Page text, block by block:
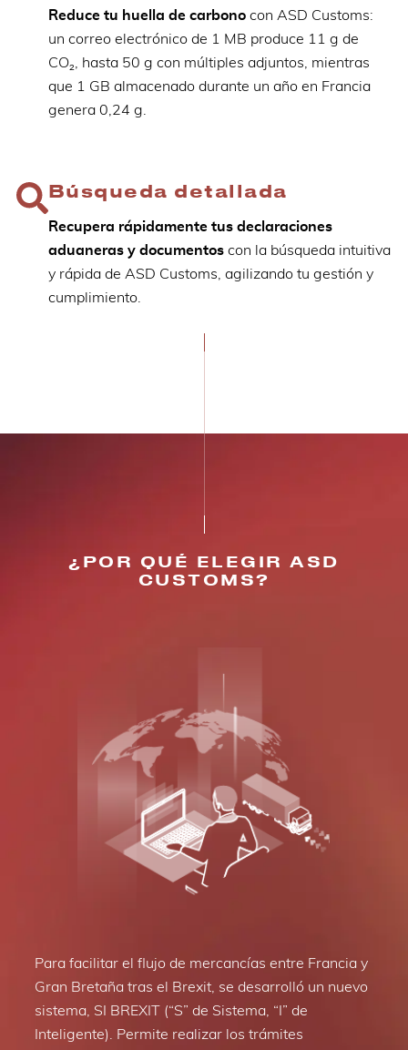
Reduce tu huella de carbonocon ASD Customs:
un correo electrónico de 1 MB produce 11 g de
CO₂, hasta 50 g con múltiples adjuntos, mientras
que 1 GB almacenado durante un año en Francia
genera 0,24 g.
Búsqueda detallada
Recupera rápidamente tus declaraciones
aduaneras y documentoscon la búsqueda intuitiva
y rápida de ASD Customs, agilizando tu gestión y
cumplimiento.
¿POR QUÉ ELEGIR ASD
CUSTOMS?
Para facilitar el flujo de mercancías entre Francia y
Gran Bretaña tras el Brexit, se desarrolló un nuevo
sistema, SI BREXIT (“S” de Sistema, “I” de
Inteligente). Permite realizar los trámites